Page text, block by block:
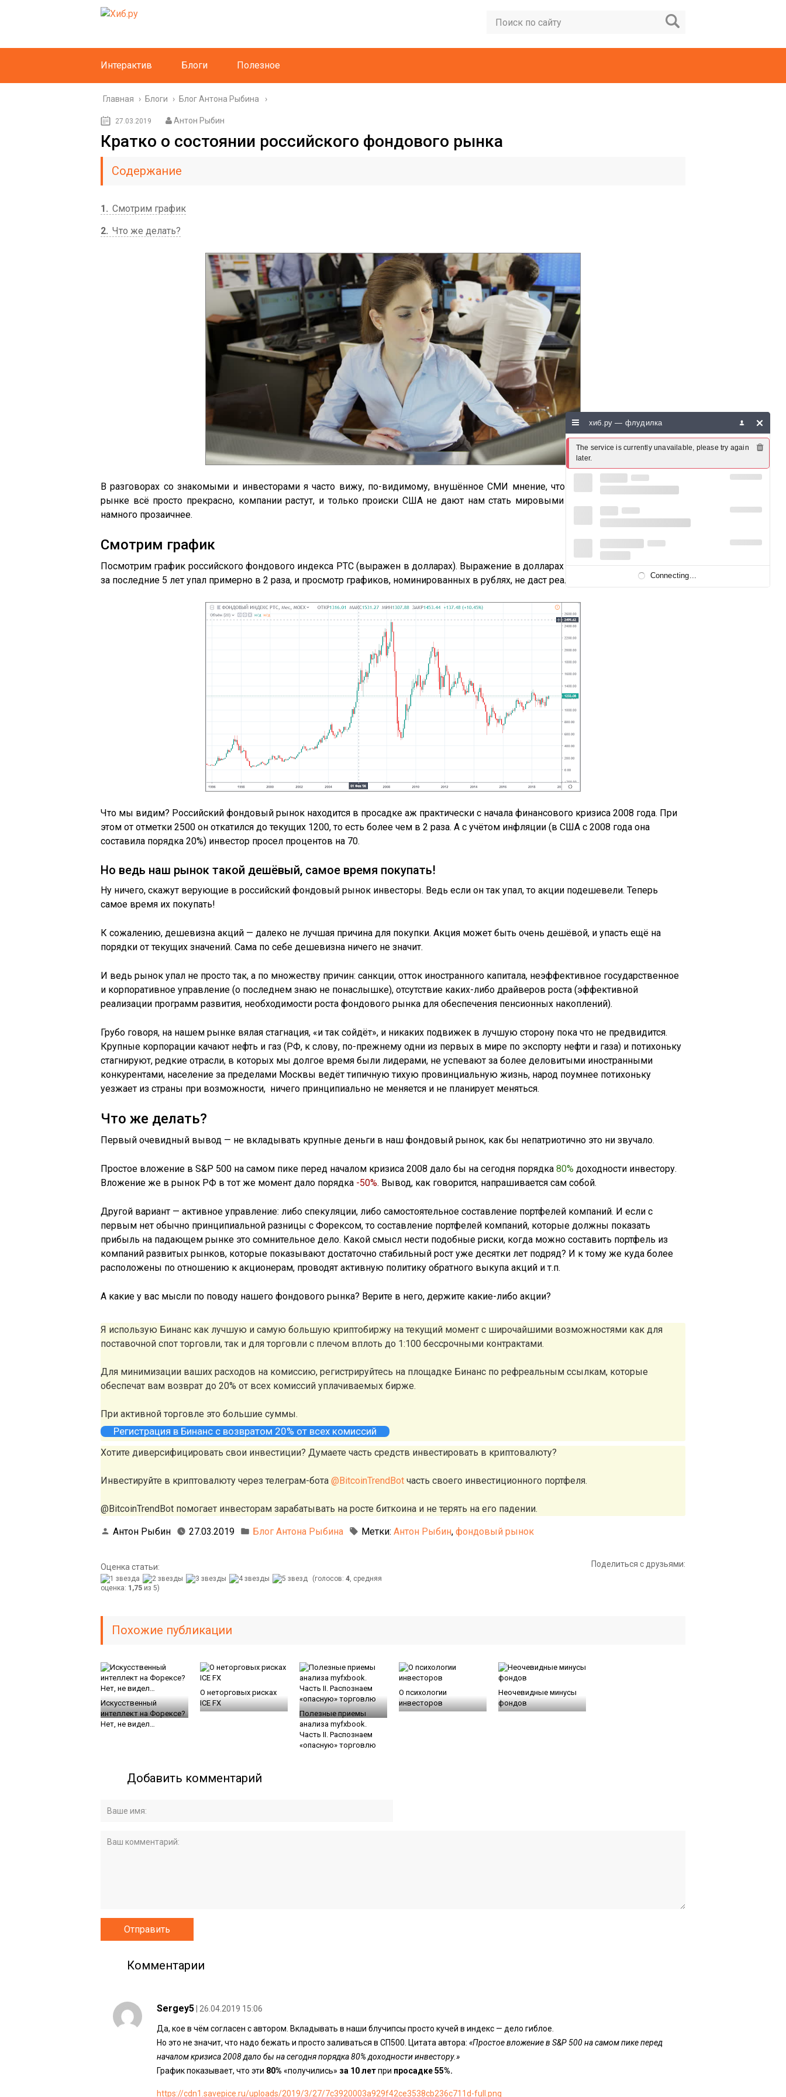
Интерактив Блоги Полезное
Главная › Блоги › Блог Антона Рыбина
27.03.2019 Антон Рыбин
Кратко о состоянии российского фондового рынка
Содержание
1
Смотрим график
2 Что же делать?
В разговорах со знакомыми и инвесторами я часто вижу, по-видимому, внушённое СМИ мнение, что на российском фондовом
рынке всё просто прекрасно, компании растут, и только происки США не дают нам стать мировыми лидерами. Реальность же
намного прозаичнее.
Смотрим график
Посмотрим график российского фондового индекса РТС (выражен в долларах). Выражение в долларах критично, поскольку рубль
за последние 5 лет упал примерно в 2 раза, и просмотр графиков, номинированных в рублях, не даст реальной картины.
Что мы видим? Российский фондовый рынок находится в просадке аж практически с начала финансового кризиса 2008 года. При
этом от отметки 2500 он откатился до текущих 1200, то есть более чем в 2 раза. А с учётом инфляции (в США с 2008 года она
составила порядка 20%) инвестор просел процентов на 70.
Но ведь наш рынок такой дешёвый, самое время покупать!
Ну ничего, скажут верующие в российский фондовый рынок инвесторы. Ведь если он так упал, то акции подешевели. Теперь
самое время их покупать!
К сожалению, дешевизна акций — далеко не лучшая причина для покупки. Акция может быть очень дешёвой, и упасть ещё на
порядки от текущих значений. Сама по себе дешевизна ничего не значит.
И ведь рынок упал не просто так, а по множеству причин: санкции, отток иностранного капитала, неэффективное государственное
и корпоративное управление (о последнем знаю не понаслышке), отсутствие каких-либо драйверов роста (эффективной
реализации программ развития, необходимости роста фондового рынка для обеспечения пенсионных накоплений).
Грубо говоря, на нашем рынке вялая стагнация, «и так сойдёт», и никаких подвижек в лучшую сторону пока что не предвидится.
Крупные корпорации качают нефть и газ (РФ, к слову, по-прежнему одни из первых в мире по экспорту нефти и газа) и потихоньку
стагнируют, редкие отрасли, в которых мы долгое время были лидерами, не успевают за более деловитыми иностранными
конкурентами, население за пределами Москвы ведёт типичную тихую провинциальную жизнь, народ поумнее потихоньку
уезжает из страны при возможности, ничего принципиально не меняется и не планирует меняться.
Что же делать?
Первый очевидный вывод — не вкладывать крупные деньги в наш фондовый рынок, как бы непатриотично это ни звучало.
Простое вложение в S&P 500 на самом пике перед началом кризиса 2008 дало бы на сегодня порядка 80% доходности инвестору.
Вложение же в рынок РФ в тот же момент дало порядка -50%. Вывод, как говорится, напрашивается сам собой.
Другой вариант — активное управление: либо спекуляции, либо самостоятельное составление портфелей компаний. И если с
первым нет обычно принципиальной разницы с Форексом, то составление портфелей компаний, которые должны показать
прибыль на падающем рынке это сомнительное дело. Какой смысл нести подобные риски, когда можно составить портфель из
компаний развитых рынков, которые показывают достаточно стабильный рост уже десятки лет подряд? И к тому же куда более
расположены по отношению к акционерам, проводят активную политику обратного выкупа акций и т.п.
А какие у вас мысли по поводу нашего фондового рынка? Верите в него, держите какие-либо акции?
Я использую Бинанс как лучшую и самую большую криптобиржу на текущий момент с широчайшими возможностями как для
поставочной спот торговли, так и для торговли с плечом вплоть до 1:100 бессрочными контрактами.
Для минимизации ваших расходов на комиссию, регистрируйтесь на площадке Бинанс по рефреальным ссылкам, которые
обеспечат вам возврат до 20% от всех комиссий уплачиваемых бирже.
При активной торговле это большие суммы.
Регистрация в Бинанс с возвратом 20% от всех комиссий
Хотите диверсифицировать свои инвестиции? Думаете часть средств инвестировать в криптовалюту?
Инвестируйте в криптовалюту через телеграм-бота @BitcoinTrendBot часть своего инвестиционного портфеля.
@BitcoinTrendBot помогает инвесторам зарабатывать на росте биткоина и не терять на его падении.
Антон Рыбин 27.03.2019 Блог Антона Рыбина Метки: Антон Рыбин, фондовый рынок
Оценка статьи:
(голосов: 4 , средняя
оценка: 1,75 из 5)
Поделиться с друзьями:
Похожие публикации
Искусственный
интеллект на Форексе?
Нет, не видел…
О неторговых рисках
ICE FX
Полезные приемы
анализа myfxbook.
Часть II. Распознаем
«опасную» торговлю
О психологии
инвесторов
Неочевидные минусы
фондов
Добавить комментарий
Комментарии
Sergey5 | 26.04.2019 15:06
Да, кое в чём согласен с автором. Вкладывать в наши блучипсы просто кучей в индекс — дело гиблое.
Но это не значит, что надо бежать и просто заливаться в СП500. Цитата автора: «Простое вложение в S&P 500 на самом пике перед
началом кризиса 2008 дало бы на сегодня порядка 80% доходности инвестору.»
График показывает, что эти 80% «получились» за 10 летпри просадке 55%.
https://cdn1.savepice.ru/uploads/2019/3/27/7c3920003a929f42ce3538cb236c711d-full.png
хиб.ру — флудилка
The service is currently unavailable, please try again
later.
Connecting...